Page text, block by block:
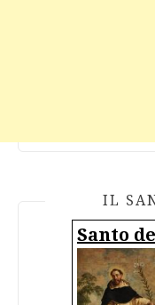
IL
Santo